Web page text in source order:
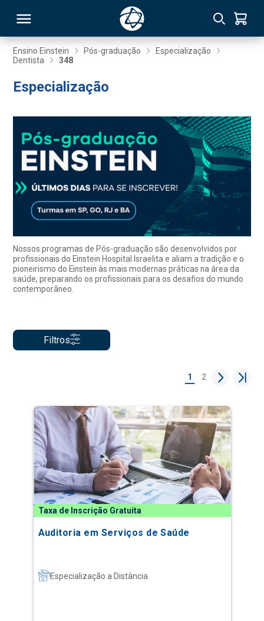
Ensino Einstein Pós-graduação
Especialização
Dentista
348
Especialização
Nossos programas de Pós-graduação são desenvolvidos por
profissionais do Einstein Hospital Israelita e aliam a tradição e o
pioneirismo do Einstein às mais modernas práticas na área da
saúde, preparando os profissionais para os desafios do mundo
contemporâneo.
Filtros
1 2
Taxa de Inscrição Gratuita
Auditoria em Serviços de Saúde
Especialização a Distância